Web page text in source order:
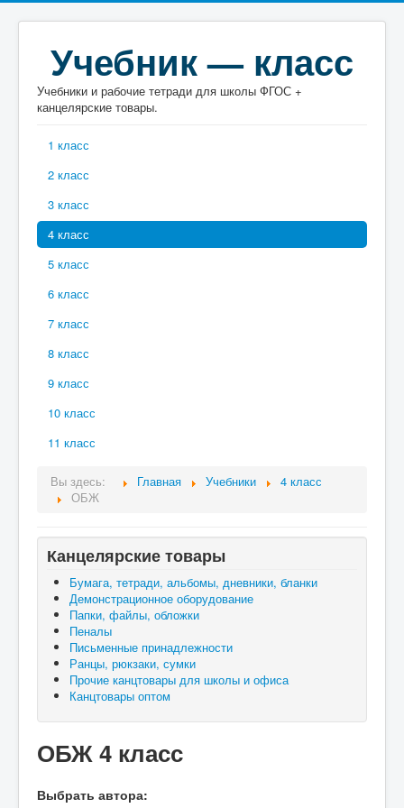
Учебник — класс
Учебники и рабочие тетради для школы ФГОС +
канцелярские товары.
1 класс
2 класс
3 класс
4 класс
5 класс
6 класс
7 класс
8 класс
9 класс
10 класс
11 класс
Вы здесь: Главная Учебники
4 класс
ОБЖ
Канцелярские товары
Бумага, тетради, альбомы, дневники, бланки
Демонстрационное оборудование
Папки, файлы, обложки
Пеналы
Письменные принадлежности
Ранцы, рюкзаки, сумки
Прочие канцтовары для школы и офиса
Канцтовары оптом
ОБЖ 4 класс
Выбрать автора: